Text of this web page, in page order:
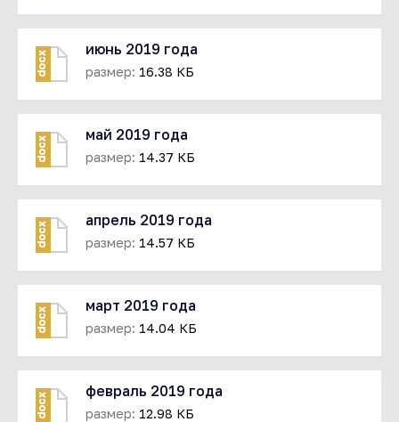
docx
июнь 2019 года
размер: 16.38 КБ
docx
май 2019 года
размер: 14.37 КБ
docx
апрель 2019 года
размер: 14.57 КБ
docx
март 2019 года
размер: 14.04 КБ
docx
февраль 2019 года
размер: 12.98 КБ